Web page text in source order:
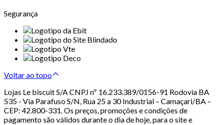
Segurança
Voltar ao topo
Lojas Le biscuit S/A CNPJ nº 16.233.389/0156-91 Rodovia BA
535 - Via Parafuso S/N, Rua 25 a 30 Industrial – Camaçari/BA –
CEP: 42.800-331. Os preços, promoções e condições de
pagamento são válidos durante o dia de hoje, para o site e